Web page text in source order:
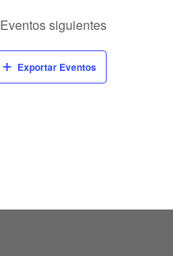
Eventossiguientes
Exportar Eventos